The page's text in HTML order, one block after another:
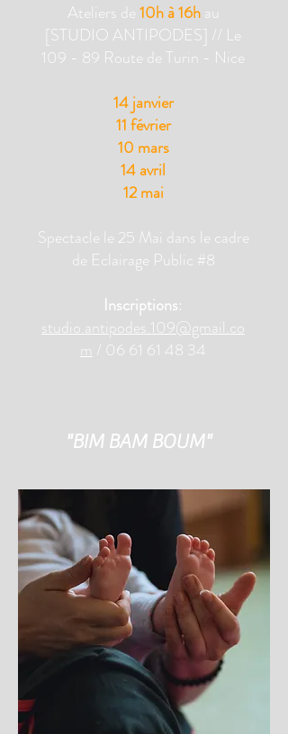
Ateliers de10h à 16hau
[STUDIO ANTIPODES] // Le
109 - 89 Route de Turin - Nice
14 janvier
11 février
10 mars
14 avril
12 mai
Spectacle le 25 Mai dans le cadre
de Eclairage Public #8
Inscriptions:
studio.antipodes.109@gmail.co
m / 06 61 61 48 34
"BIM BAM BOUM"